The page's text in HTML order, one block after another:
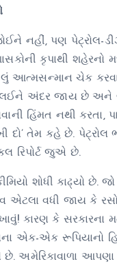
નહીં, પણ
કૃપાથી
આત્મસન્માન ચેક કરવા
અંદર જાય છે અને
હિંમત નથી
તેમ કહે છે. પેટ્રોલ
રિપોર્ટ જુએ છે.
શોધી કાઢ્યો છે.
એટલા વધી જાય કે
કારણ કે
એક-એક રૂપિયાનો
અમેરિકાવાળા